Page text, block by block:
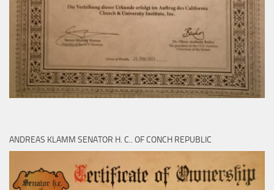
ANDREAS KLAMM SENATOR H. C.. OF CONCH REPUBLIC